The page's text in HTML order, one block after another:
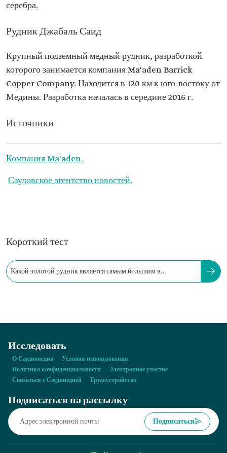
серебра.
Рудник Джабаль Саид
Крупный подземный медный рудник, разработкой
которого занимается компания Ma'aden Barrick
Copper Company. Находится в 120 км к юго-востоку от
Медины. Разработка началась в середине 2016 г.
Источники
Компания Ma'aden.
Саудовское агентство новостей.
Короткий тест
Какой золотой рудник является самым большим в
Исследовать
О Саудиопедии
Условия использования
Политика конфиденциальности
Электронное участие
Связаться с Саудипедией
Трудоустройство
Подписаться на рассылку
Подписаться